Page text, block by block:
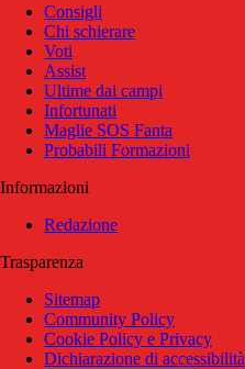
Consigli
Chi schierare
Voti
Assist
Ultime dai campi
Infortunati
Maglie SOS Fanta
Probabili Formazioni
Informazioni
Redazione
Trasparenza
Sitemap
Community Policy
Cookie Policy e Privacy
Dichiarazione di accessibilità